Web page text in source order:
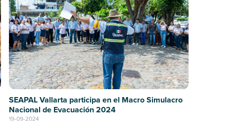
SEAPAL Vallarta participa en el Macro Simulacro
Nacional de Evacuación 2024
19-09-2024